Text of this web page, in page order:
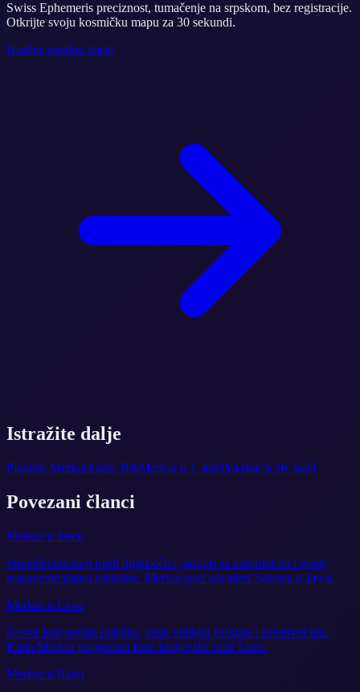
Swiss Ephemeris preciznost, tumačenje na srpskom, bez registracije.
Otkrijte svoju kosmičku mapu za 30 sekundi.
Izradite natalnu kartu
Istražite dalje
Planeta: MerkurZnak: BikMerkur u 1. kućiMerkur u 10. kući
Povezani članci
Merkur u Jarcu
Strateški um koji misli dugoročno, govori sa autoritetom i gradi
argumente poput arhitekte. Merkur pod uticajem Saturna u Jarcu.
Merkur u Lavu
Govor koji osvaja publiku, ideje velikog formata i kreativni um.
Kada Merkur progovara kroz kraljevski znak Lava.
Merkur u Raku